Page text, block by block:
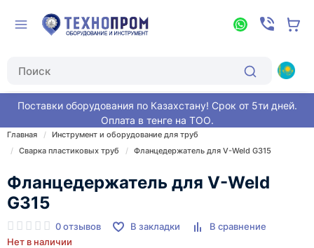
Поставки оборудования по Казахстану! Срок от 5ти дней.
Оплата в тенге на ТОО.
Главная
Инструмент и оборудование для труб
Сварка пластиковых труб
Фланцедержатель для V-Weld G315
Фланцедержатель для V-Weld
G315
0 отзывов В закладки
В сравнение
Нет в наличии